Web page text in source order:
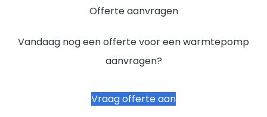
Offerte aanvragen
Vandaag nog een offerte voor een warmtepomp
aanvragen?
Vraag offerte aan